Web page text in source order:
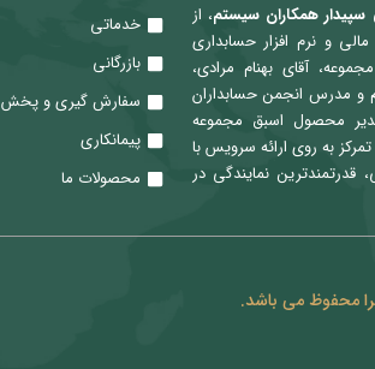
سپیدار همکاران سیستم، از
مالی و نرم افزار حسابداری
آقای بهنام مرادی،
و مدرس انجمن حسابداران
مدیر محصول اسبق مجموعه
به روی ارائه سرویس با
قدرتمندترین نمایندگی در
خدماتی
بازرگانی
سفارش گیری و پخش
پیمانکاری
محصولات ما
محفوظ می باشد.